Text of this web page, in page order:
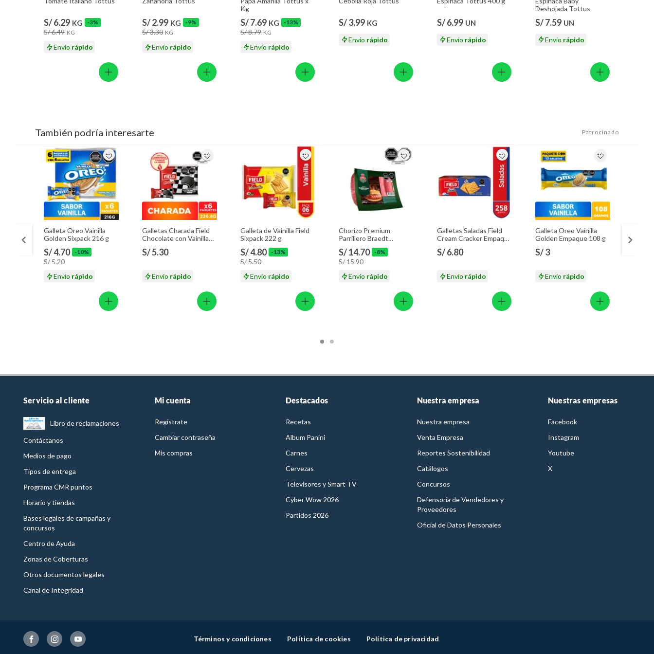
S/ 6.29 KG -3%
S/ 6.49 KG
Envío rápido
S/ 2.99 KG -9%
S/ 3.30 KG
Envío rápido
Kg
S/ 7.69 KG -13%
S/ 8.79 KG
Envío rápido
S/ 3.99 KG
Envío rápido
S/ 6.99 UN
Envío rápido
Deshojada Tottus
S/ 7.59 UN
Envío rápido
También podría interesarte Patrocinado
Galleta Oreo Vainilla
Golden Sixpack 216 g
S/ 4.70 -10%
S/ 5.20
Envío rápido
Galletas Charada Field
Chocolate con Vainilla
S/ 5.30
Envío rápido
Galleta de Vainilla Field
Sixpack 222 g
S/ 4.80 -13%
S/ 5.50
Envío rápido
Chorizo Premium
Parrillero Braedt
Empaque 500 g
S/ 14.70 -8%
S/ 15.90
Envío rápido
Galletas Saladas Field
Cream Cracker Empaque
S/ 6.80
Envío rápido
Galleta Oreo Vainilla
Golden Empaque 108 g
S/ 3
Envío rápido
Servicio al cliente
Libro de reclamaciones
Contáctanos
Medios de pago
Tipos de entrega
Programa CMR puntos
Horario y tiendas
Bases legales de campañas y
concursos
Centro de Ayuda
Zonas de Coberturas
Otros documentos legales
Canal de Integridad
Mi cuenta
Regístrate
Cambiar contraseña
Mis compras
Destacados
Recetas
Album Panini
Carnes
Cervezas
Televisores y Smart TV
Cyber Wow 2026
Partidos 2026
Nuestra empresa
Nuestra empresa
Venta Empresa
Reportes Sostenibilidad
Catálogos
Concursos
Defensoría de Vendedores y
Proveedores
Oficial de Datos Personales
Nuestras empresas
Facebook
Instagram
Youtube
X
Términos y condiciones Política de cookies Política de privacidad